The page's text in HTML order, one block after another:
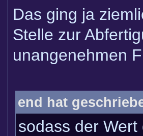
Das ging ja
Stelle zur
unangenehmen
end hat
sodass der Wert